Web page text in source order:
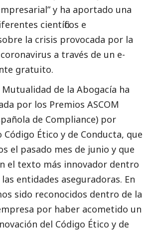
y ha aportado una
científicos e
la crisis provocada por la
a través de un e-
gratuito.
de la Abogacía ha
por los Premios ASCOM
de Compliance) por
Ético y de Conducta, que
el pasado mes de junio y que
el texto más innovador dentro
entidades aseguradoras. En
sido reconocidos dentro de la
por haber acometido un
del Código Ético y de